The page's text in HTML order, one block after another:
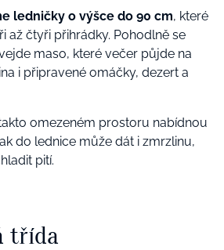
ledničky o výšce do 90 cm, které
až čtyři přihrádky. Pohodlně se
maso, které večer půjde na
i připravené omáčky, dezert a
omezeném prostoru nabídnou
do lednice může dát i zmrzlinu,
pití.
třída